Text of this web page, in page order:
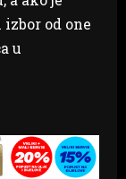
od one
u